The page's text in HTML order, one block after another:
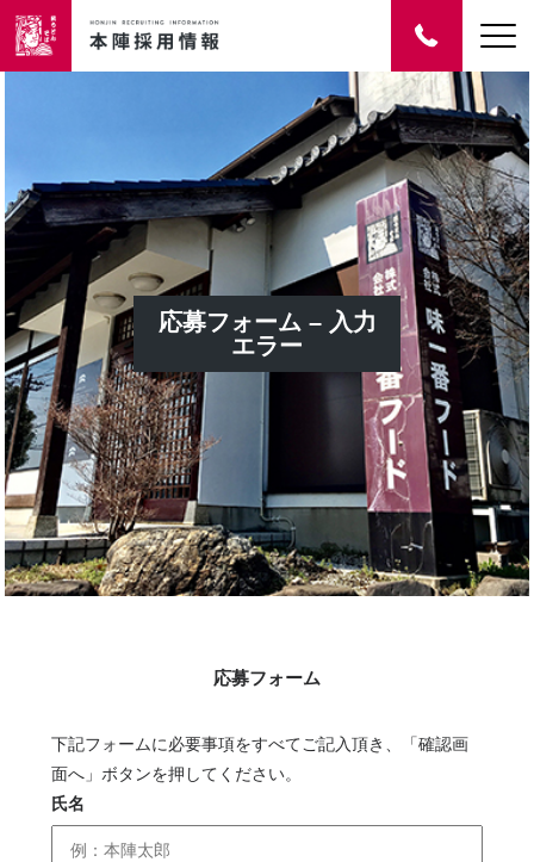
応募フォーム – 入力
エラー
応募フォーム
下記フォームに必要事項をすべてご記入頂き、「確認画
面へ」ボタンを押してください。
氏名